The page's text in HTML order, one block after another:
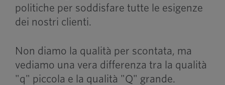
politiche per soddisfare tutte le esigenze
dei nostri clienti.
Non diamo la qualità per scontata, ma
vediamo una vera differenza tra la qualità
"q" piccola e la qualità "Q" grande.